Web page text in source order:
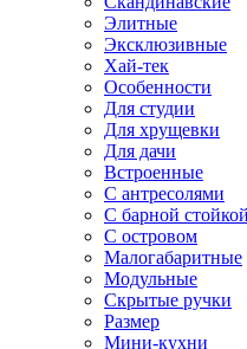
Элитные
Эксклюзивные
Хай-тек
Особенности
Для студии
Для хрущевки
Для дачи
Встроенные
С антресолями
С барной стойкой
С островом
Малогабаритные
Модульные
Скрытые ручки
Размер
Мини-кухни